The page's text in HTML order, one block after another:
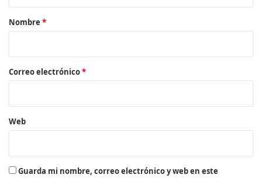
r
*
Nombre *
Correo electrónico*
Web
Guarda mi nombre, correo electrónico y web en este